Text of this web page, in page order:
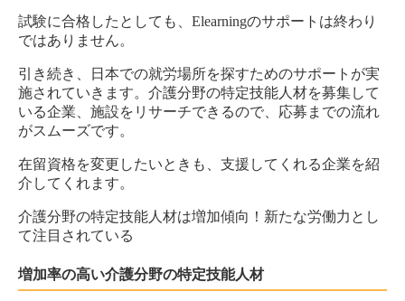
試験に合格したとしても、Elearningのサポートは終わり
ではありません。
引き続き、日本での就労場所を探すためのサポートが実
施されていきます。介護分野の特定技能人材を募集して
いる企業、施設をリサーチできるので、応募までの流れ
がスムーズです。
在留資格を変更したいときも、支援してくれる企業を紹
介してくれます。
介護分野の特定技能人材は増加傾向！新たな労働力とし
て注目されている
増加率の高い介護分野の特定技能人材